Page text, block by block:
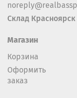
Склад Красноярск
Магазин
Корзина
Оформить
заказ